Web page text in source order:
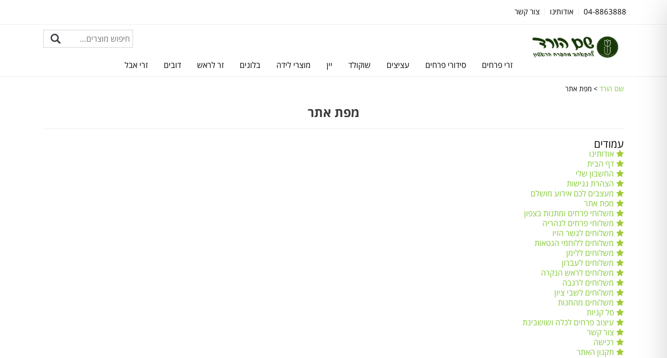
04-8863888 אודותינו צור קשר
זרי פרחים סידורי פרחים עציצים שוקולד יין מוצרי לידה בלונים זר לראש דובים זרי אבל
שם הורד > מפת אתר
מפת אתר
עמודים
אודותינו
דף הבית
החשבון שלי
הצהרת נגישות
מעצבים לכם אירוע מושלם
מפת אתר
משלוחי פרחים ומתנות בצפון
משלוחי פרחים לנהריה
משלוחים לגשר הזיו
משלוחים ללוחמי הגטאות
משלוחים ללימן
משלוחים לעברון
משלוחים לראש הנקרה
משלוחים לרגבה
משלוחים לשבי ציון
משלוחים מהחנות
סל קניות
עיצוב פרחים לכלה ושושבינת
צור קשר
רכישה
תקנון האתר